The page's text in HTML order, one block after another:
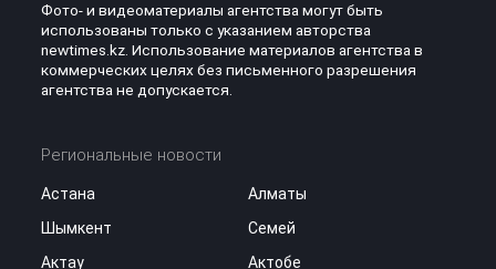
Фото- и видеоматериалы агентства могут быть
использованы только с указанием авторства
newtimes.kz. Использование материалов агентства в
коммерческих целях без письменного разрешения
агентства не допускается.
Региональные новости
Астана
Алматы
Шымкент
Семей
Актау
Актобе